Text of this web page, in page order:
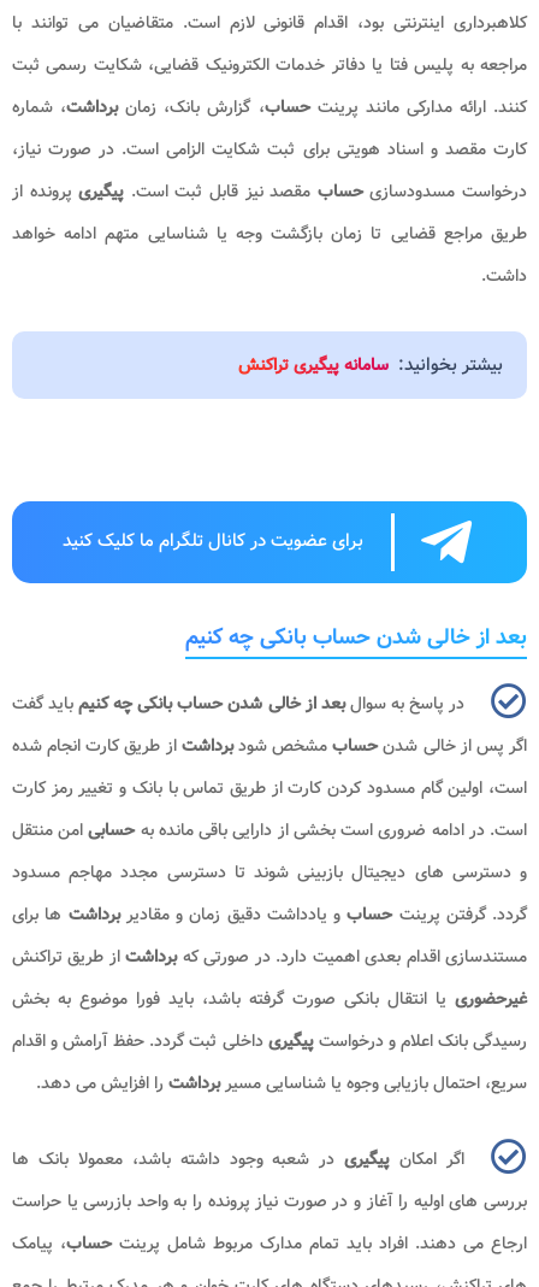
کلاهبرداری اینترنتی بود، اقدام قانونی لازم است. متقاضیان می توانند با
مراجعه به پلیس فتا یا دفاتر خدمات الکترونیک قضایی، شکایت رسمی ثبت
کنند. ارائه مدارکی مانند پرینتحساب، گزارش بانک، زمانبرداشت، شماره
کارت مقصد و اسناد هویتی برای ثبت شکایت الزامی است. در صورت نیاز،
درخواست مسدودسازیحساب مقصد نیز قابل ثبت است. پیگیریپرونده از
طریق مراجع قضایی تا زمان بازگشت وجه یا شناسایی متهم ادامه خواهد
داشت.
بیشتر بخوانید: سامانه پیگیری تراکنش
برای عضویت در کانال تلگرام ما کلیک کنید
بعد از خالی شدن حساب بانکی چه کنیم
در پاسخ به سوالبعد از خالی شدن حساب بانکی چه کنیمباید گفت
اگر پس از خالی شدنحسابمشخص شودبرداشتاز طریق کارت انجام شده
است، اولین گام مسدود کردن کارت از طریق تماس با بانک و تغییر رمز کارت
است. در ادامه ضروری است بخشی از دارایی باقی مانده بهحسابیامن منتقل
و دسترسی های دیجیتال بازبینی شوند تا دسترسی مجدد مهاجم مسدود
گردد. گرفتن پرینتحساب و یادداشت دقیق زمان و مقادیربرداشت ها برای
مستندسازی اقدام بعدی اهمیت دارد. در صورتی کهبرداشتاز طریق تراکنش
غیرحضوری یا انتقال بانکی صورت گرفته باشد، باید فورا موضوع به بخش
رسیدگی بانک اعلام و درخواستپیگیریداخلی ثبت گردد. حفظ آرامش و اقدام
سریع، احتمال بازیابی وجوه یا شناسایی مسیربرداشت را افزایش می دهد.
اگر امکان پیگیری در شعبه وجود داشته باشد، معمولا بانک ها
بررسی های اولیه را آغاز و در صورت نیاز پرونده را به واحد بازرسی یا حراست
ارجاع می دهند. افراد باید تمام مدارک مربوط شامل پرینتحساب، پیامک